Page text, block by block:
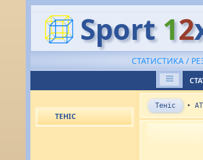
Sport 12
СТАТИСТИКА /
ТЕНІС
Теніс •